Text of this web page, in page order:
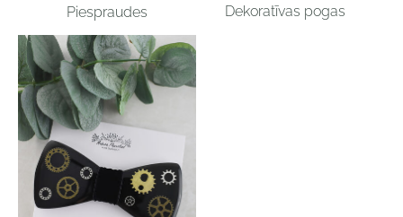
Piespraudes Dekoratīvas pogas